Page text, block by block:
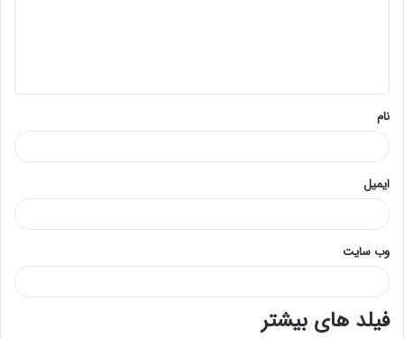
*
نام
ایمیل
وب‌ سایت
فیلد های بیشتر